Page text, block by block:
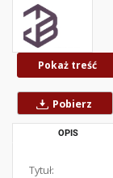
Pokaż treść
Pobierz
OPIS
Tytuł: